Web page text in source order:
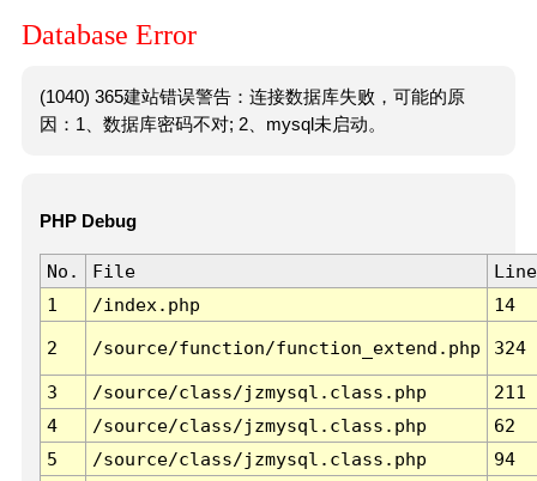
Database Error
(1040) 365建站错误警告：连接数据库失败，可能的原
因：1、数据库密码不对; 2、mysql未启动。
PHP Debug
No. File
Line
1
/index.php 14
2 /source/function/function_extend.php 324
3 /source/class/jzmysql.class.php
211
4
/source/class/jzmysql.class.php
62
5
/source/class/jzmysql.class.php
94